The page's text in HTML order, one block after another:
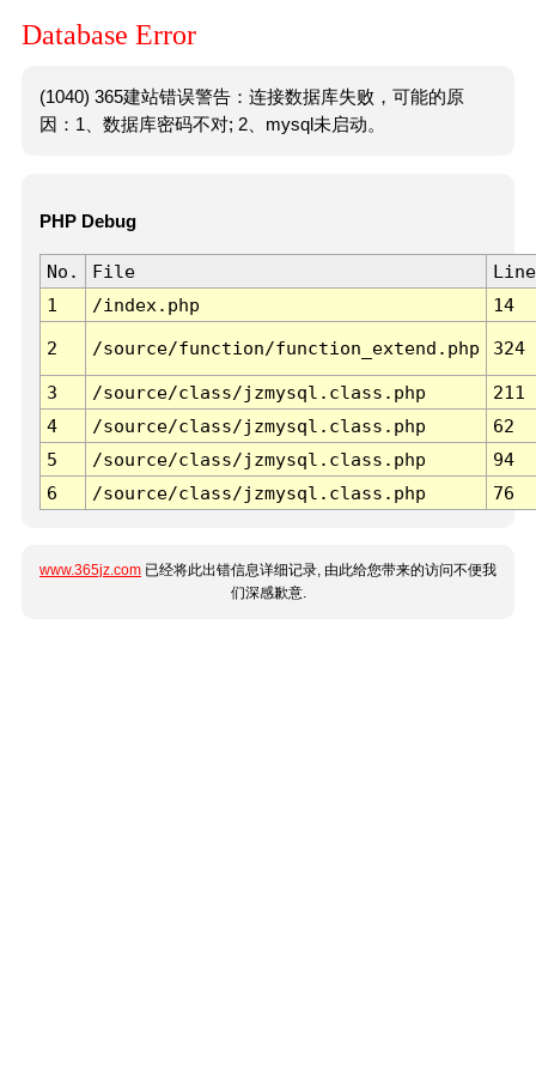
Database Error
(1040) 365建站错误警告：连接数据库失败，可能的原
因：1、数据库密码不对; 2、mysql未启动。
PHP Debug
No. File
Line
1
/index.php 14
2 /source/function/function_extend.php 324
3 /source/class/jzmysql.class.php
211
4
/source/class/jzmysql.class.php
62
5
/source/class/jzmysql.class.php
94
6
/source/class/jzmysql.class.php 76
www.365jz.com 已经将此出错信息详细记录, 由此给您带来的访问不便我
们深感歉意.